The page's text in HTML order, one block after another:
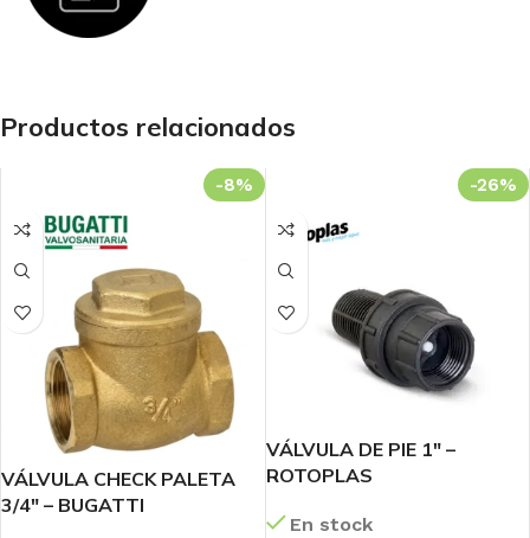
Productos relacionados
-8%
VÁLVULA CHECK PALETA
3/4″ – BUGATTI
-26%
VÁLVULA DE PIE 1″ –
ROTOPLAS
En stock